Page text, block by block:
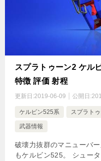
スプラトゥーン2 ケル
特徴 評価 射程
更新日:2019-06-09 公開日:
ケルビン525系 スプラト
武器情報
破壊力抜群のマニューバ
もケルビン525。 シュー